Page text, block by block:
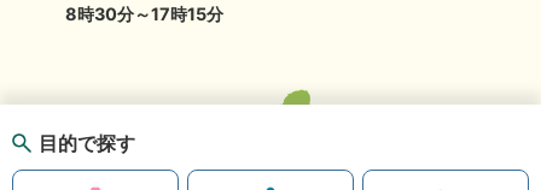
目的で探す
8時30分～17時15分